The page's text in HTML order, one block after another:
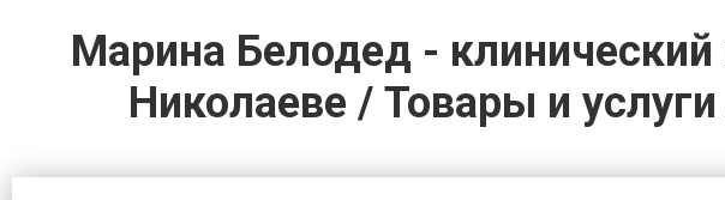
Марина Белодед - клинический
Николаеве / Товары и